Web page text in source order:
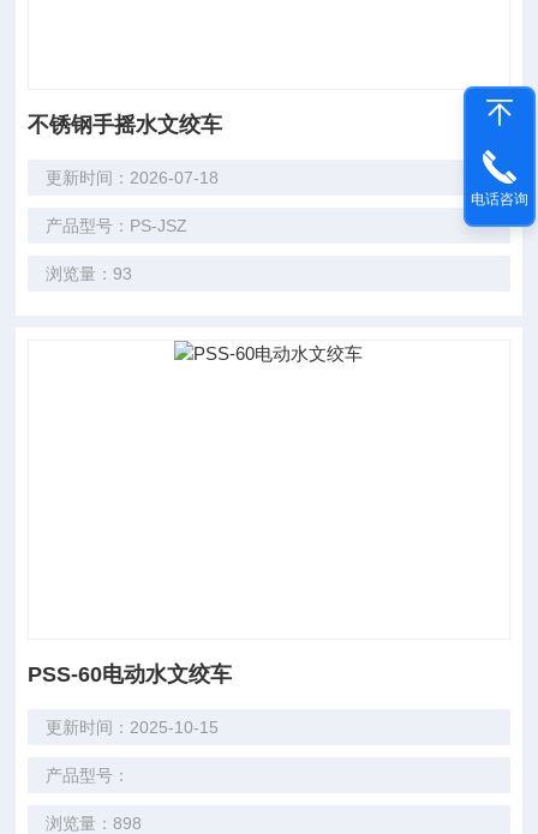
不锈钢手摇水文绞车
更新时间：2026-07-18
产品型号：PS-JSZ
浏览量：93
PSS-60电动水文绞车
更新时间：2025-10-15
产品型号：
浏览量：898
电话咨询